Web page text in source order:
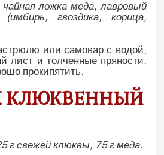
ложка меда, лавровый
гвоздика, корица,
или самовар с водой,
лист и толченные пряности.
прокипятить.
КЛЮКВЕННЫЙ
г свежей клюквы, 75 г меда.